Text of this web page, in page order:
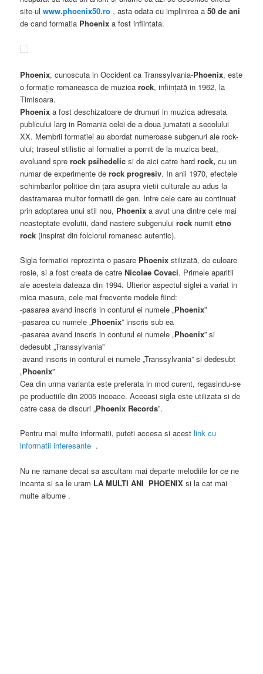
site-ulwww.phoenix50.ro , asta odata cu implinirea a 50 de ani
de cand formatia Phoenix a fost infiintata.
Phoenix, cunoscuta in Occident ca Transsylvania-Phoenix, este
o formație romaneasca de muzicarock, inființată in 1962, la
Timisoara.
Phoenix a fost deschizatoare de drumuri in muzica adresata
publicului larg in Romania celei de a doua jumatati a secolului
XX. Membrii formatiei au abordat numeroase subgenuri ale rock-
ului; traseul stilistic al formatiei a pornit de la muzica beat,
evoluand spre rock psihedelic si de aici catre hardrock, cu un
numar de experimente derock progresiv. In anii 1970, efectele
schimbarilor politice din țara asupra vietii culturale au adus la
destramarea multor formatii de gen. Intre cele care au continuat
prin adoptarea unui stil nou, Phoenix a avut una dintre cele mai
neasteptate evolutii, dand nastere subgenuluirock numitetno
rock (inspirat din folclorul romanesc autentic).
Sigla formatiei reprezinta o pasare Phoenix stilizată, de culoare
rosie, si a fost creata de catreNicolae Covaci. Primele aparitii
ale acesteia dateaza din 1994. Ulterior aspectul siglei a variat in
mica masura, cele mai frecvente modele fiind:
-pasarea avand inscris in conturul ei numele „Phoenix”
-pasarea cu numele „Phoenix” inscris sub ea
-pasarea avand inscris in conturul ei numele „Phoenix” si
dedesubt „Transsylvania”
-avand inscris in conturul ei numele „Transsylvania” si dedesubt
„Phoenix”
Cea din urma varianta este preferata in mod curent, regasindu-se
pe productiile din 2005 incoace. Aceeasi sigla este utilizata si de
catre casa de discuri „Phoenix Records”.
Pentru mai multe informatii, puteti accesa si acestlink cu
informatii interesante .
Nu ne ramane decat sa ascultam mai departe melodiile lor ce ne
incanta si sa le uram LA MULTI ANI PHOENIX si la cat mai
multe albume .